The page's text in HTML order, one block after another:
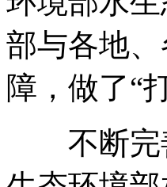
部与各地
障，做了“
不断完善